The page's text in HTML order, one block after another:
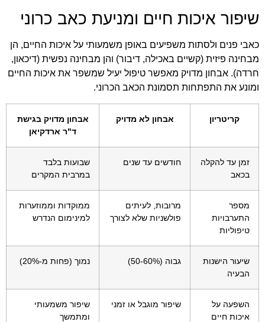
שיפור איכות חיים ומניעת כאב כרוני
כאבי פנים ולסתות משפיעים באופן משמעותי על איכות החיים, הן
מבחינה פיזית (קשיים באכילה, דיבור) והן מבחינה נפשית (דיכאון,
חרדה). אבחון מדויק מאפשר טיפול יעיל שמשפר את איכות החיים
ומונע את התפתחות תסמונת הכאב הכרוני.
קריטריון אבחון לא מדויק
אבחון מדויק בגישת
ד"ר ארדקיאן
זמן עד להקלה
בכאב
חודשים עד שנים
שבועות בלבד
במרבית המקרים
מספר
התערבויות
טיפוליות
מרובות, לעיתים
פולשניות שלא לצורך
ממוקדות וממוזערות
למינימום הנדרש
שיעור הישנות
הבעיה
גבוה (50-60%) נמוך (פחות מ-20%)
השפעה על
איכות חיים
שיפור מוגבל או זמני
שיפור משמעותי
ומתמשך